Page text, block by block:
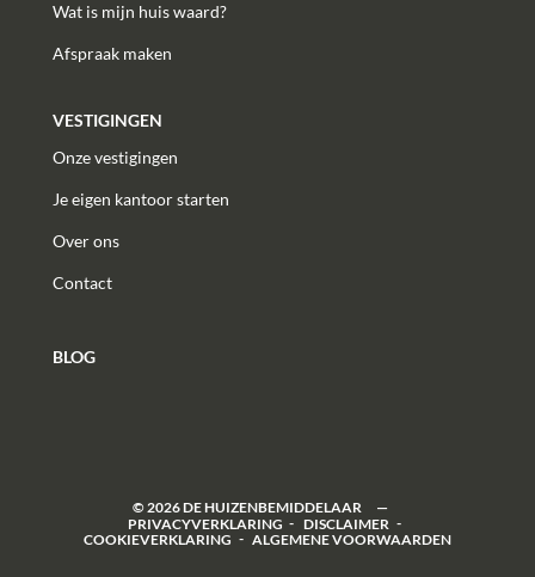
Wat is mijn huis waard?
Afspraak maken
VESTIGINGEN
Onze vestigingen
Je eigen kantoor starten
Over ons
Contact
BLOG
© 2026DE HUIZENBEMIDDELAAR
PRIVACYVERKLARING
DISCLAIMER
COOKIEVERKLARING
ALGEMENE VOORWAARDEN